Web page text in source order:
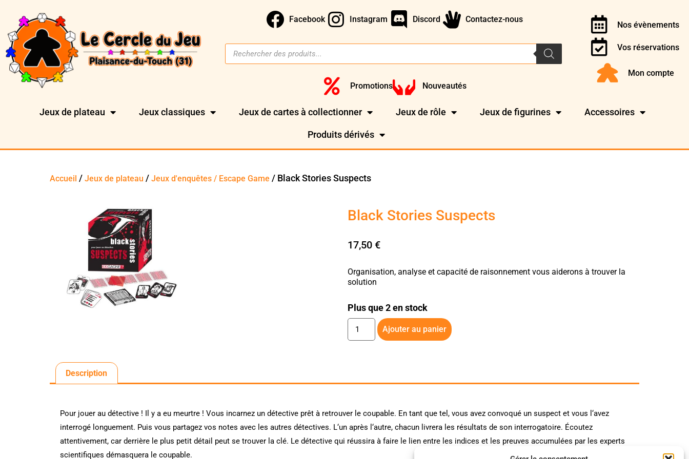
Facebook Instagram Discord Contactez-nous
Promotions Nouveautés
Nos évènements
Vos réservations
Mon compte
Jeux de plateau Jeux classiques Jeux de cartes à collectionner Jeux de rôle Jeux de figurines Accessoires
Produits dérivés
Accueil /Jeux de plateau /Jeux d'enquêtes / Escape Game / Black Stories Suspects
Black Stories Suspects
17,50 €
Organisation, analyse et capacité de raisonnement vous aiderons à trouver la
solution
Plus que 2 en stock
Ajouter au panier
Description
Pour jouer au détective ! Il y a eu meurtre ! Vous incarnez un détective prêt à retrouver le coupable. En tant que tel, vous avez convoqué un suspect et vous l‘avez
interrogé longuement. Puis vous partagez vos notes avec les autres détectives. L‘un après l‘autre, chacun livrera les résultats de son interrogatoire. Écoutez
attentivement, car derrière le plus petit détail peut se trouver la clé. Le détective qui réussira à faire le lien entre les indices et les preuves accumulées par les experts
scientifiques démasquera le coupable.